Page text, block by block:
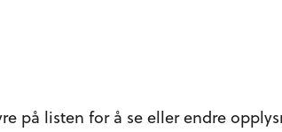
på listen for å se eller endre